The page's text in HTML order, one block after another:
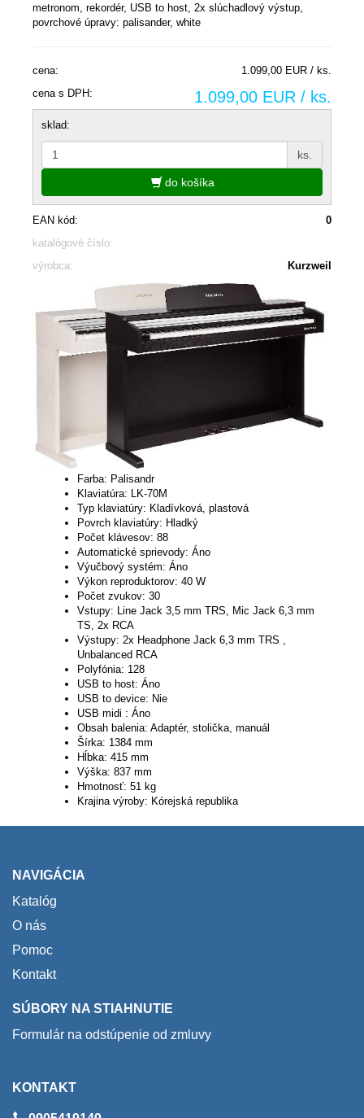
metronom, rekordér, USB to host, 2x slúchadlový výstup,
povrchové úpravy: palisander, white
cena:
1.099,00 EUR / ks.
cena s DPH:
1.099,00 EUR / ks.
sklad:
ks.
do košíka
EAN kód:
0
katalógové číslo:
výrobca:
Kurzweil
Farba: Palisandr
Klaviatúra: LK-70M
Typ klaviatúry: Kladívková, plastová
Povrch klaviatúry: Hladký
Počet klávesov: 88
Automatické sprievody: Áno
Výučbový systém: Áno
Výkon reproduktorov: 40 W
Počet zvukov: 30
Vstupy: Line Jack 3,5 mm TRS, Mic Jack 6,3 mm
TS, 2x RCA
Výstupy: 2x Headphone Jack 6,3 mm TRS ,
Unbalanced RCA
Polyfónia: 128
USB to host: Áno
USB to device: Nie
USB midi : Áno
Obsah balenia: Adaptér, stolička, manuál
Šírka: 1384 mm
Hĺbka: 415 mm
Výška: 837 mm
Hmotnosť: 51 kg
Krajina výroby: Kórejská republika
NAVIGÁCIA
Katalóg
O nás
Pomoc
Kontakt
SÚBORY NA STIAHNUTIE
Formulár na odstúpenie od zmluvy
KONTAKT